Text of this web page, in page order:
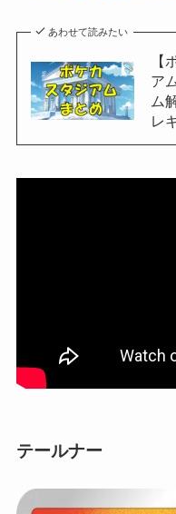
あわせて読みたい
【
ア
ム
レ
テールナー